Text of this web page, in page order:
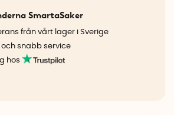
SmartaSaker
från vårt lager i Sverige
snabb service
hos